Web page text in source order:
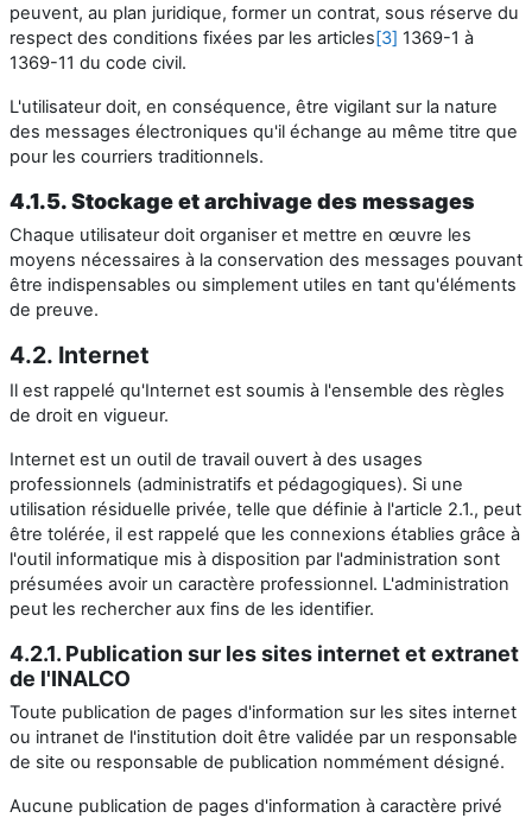
peuvent, au plan juridique, former un contrat, sous réserve du
respect des conditions fixées par les articles[3] 1369-1 à
1369-11 du code civil.
L'utilisateur doit, en conséquence, être vigilant sur la nature
des messages électroniques qu'il échange au même titre que
pour les courriers traditionnels.
4.1.5. Stockage et archivage des messages
Chaque utilisateur doit organiser et mettre en œuvre les
moyens nécessaires à la conservation des messages pouvant
être indispensables ou simplement utiles en tant qu'éléments
de preuve.
4.2. Internet
Il est rappelé qu'Internet est soumis à l'ensemble des règles
de droit en vigueur.
Internet est un outil de travail ouvert à des usages
professionnels (administratifs et pédagogiques). Si une
utilisation résiduelle privée, telle que définie à l'article 2.1., peut
être tolérée, il est rappelé que les connexions établies grâce à
l'outil informatique mis à disposition par l'administration sont
présumées avoir un caractère professionnel. L'administration
peut les rechercher aux fins de les identifier.
4.2.1. Publication sur les sites internet et extranet
de l'INALCO
Toute publication de pages d'information sur les sites internet
ou intranet de l'institution doit être validée par un responsable
de site ou responsable de publication nommément désigné.
Aucune publication de pages d'information à caractère privé